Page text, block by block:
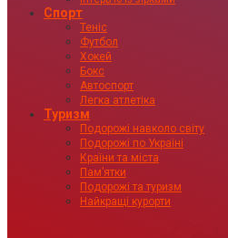
Спорт
Теніс
Футбол
Хокей
Бокс
Автоспорт
Легка атлетіка
Туризм
Подорожі навколо світу
Подорожі по Україні
Країни та міста
Пам’ятки
Подорожі та туризм
Найкращі курорти